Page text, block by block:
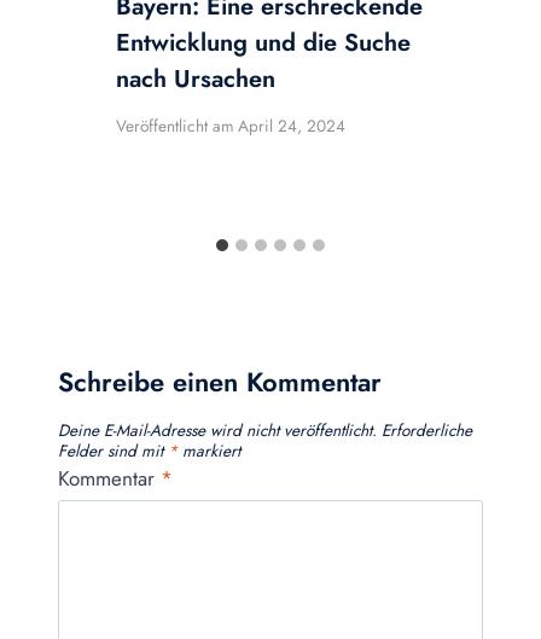
Entwicklung und die Suche
nach Ursachen
Veröffentlicht am April 24, 2024
Schreibe einen Kommentar
Deine E-Mail-Adresse wird nicht veröffentlicht. Erforderliche
Felder sind mit *markiert
Kommentar *